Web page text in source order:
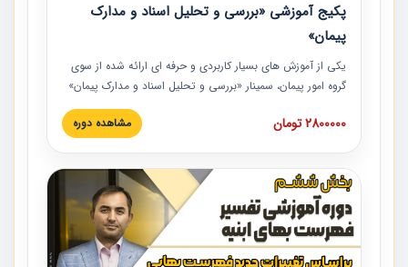
پکیج آموزشی «بررسی و تحلیل اسناد و مدارک
پیمان»
یکی از آموزش‏‏‏‏‏‏ های بسیار کاربردی و حرفه‏ ای ارائه شده از سوی
گروه امور پیمان، سمینار «بررسی و تحلیل اسناد و مدارک پیمان»
است که در دانشگاه صنعتی شریف ارائه شد. در این آموزش
نکات کلیدی مربوط به اسناد و مدارک پیمان، اولویت بندی اسناد
پیمان به همراه تجربیات عملی در این خصوص ارائه شده است.
2800000 تومان مشاهده دوره